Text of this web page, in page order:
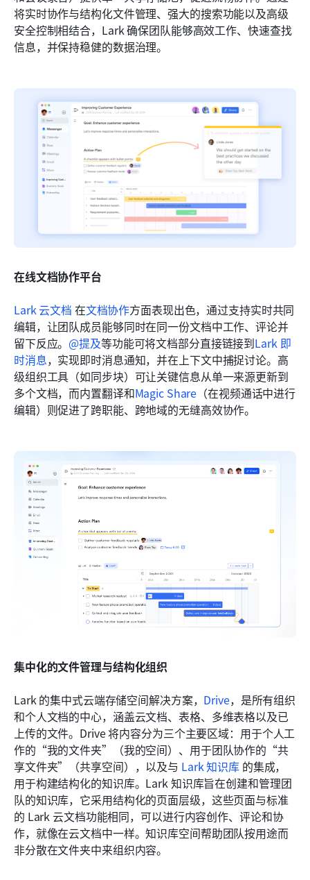
将实时协作与结构化文件管理、强大的搜索功能以及高级
安全控制相结合，Lark 确保团队能够高效工作、快速查找
信息，并保持稳健的数据治理。
在线文档协作平台
Lark 云文档 在文档协作方面表现出色，通过支持实时共同
编辑，让团队成员能够同时在同一份文档中工作、评论并
留下反应。 @提及等功能可将文档部分直接链接到Lark 即
时消息，实现即时消息通知，并在上下文中捕捉讨论。高
级组织工具（如同步块）可让关键信息从单一来源更新到
多个文档，而内置翻译和Magic Share （在视频通话中进行
编辑）则促进了跨职能、跨地域的无缝高效协作。
集中化的文件管理与结构化组织
Lark 的集中式云端存储空间解决方案， Drive，是所有组织
和个人文档的中心，涵盖云文档、表格、多维表格以及已
上传的文件。Drive 将内容分为三个主要区域：用于个人工
作的“我的文件夹”（我的空间）、用于团队协作的“共
享文件夹”（共享空间），以及与 Lark 知识库 的集成，
用于构建结构化的知识库。Lark 知识库旨在创建和管理团
队的知识库，它采用结构化的页面层级，这些页面与标准
的 Lark 云文档功能相同，可以进行内容创作、评论和协
作，就像在云文档中一样。知识库空间帮助团队按用途而
非分散在文件夹中来组织内容。